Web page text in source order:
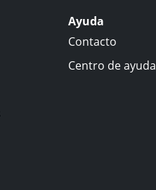
Ayuda
Contacto
Centro de ayuda